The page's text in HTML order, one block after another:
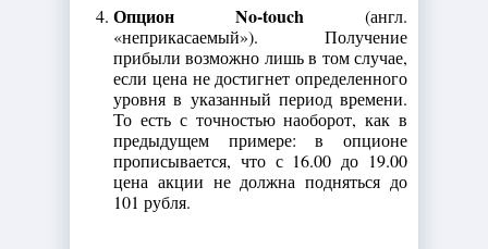
Опцион No-touch (англ.
«неприкасаемый»). Получение
прибыли возможно лишь в том случае,
если цена не достигнет определенного
уровня в указанный период времени.
То есть с точностью наоборот, как в
предыдущем примере: в опционе
прописывается, что с 16.00 до 19.00
цена акции не должна подняться до
101 рубля.